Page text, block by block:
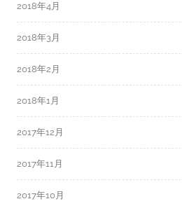
2018年4月
2018年3月
2018年2月
2018年1月
2017年12月
2017年11月
2017年10月